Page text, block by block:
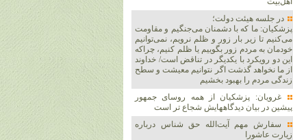
در جلسه هیئت دولت؛
پزشکیان: ما که با دشمنان می‌جنگیم و مقاومت
می‌کنیم تا زیر بار زور و ظلم نرویم، نمی‌توانیم
خودمان به مردم زور بگوییم یا ظلم کنیم، چراکه
این دو رویکرد با یکدیگر در تناقض است/ خداوند
از ما نخواهد گذشت اگر نتوانیم معیشت و سطح
زندگی مردم را بهبود بخشیم
غرویان: پزشکیان از همه روسای جمهور
پیشین در بیان دیدگاههایش شجاع تر است
سفارش مهم آیت‌الله حق شناس درباره
زیارت عاشورا